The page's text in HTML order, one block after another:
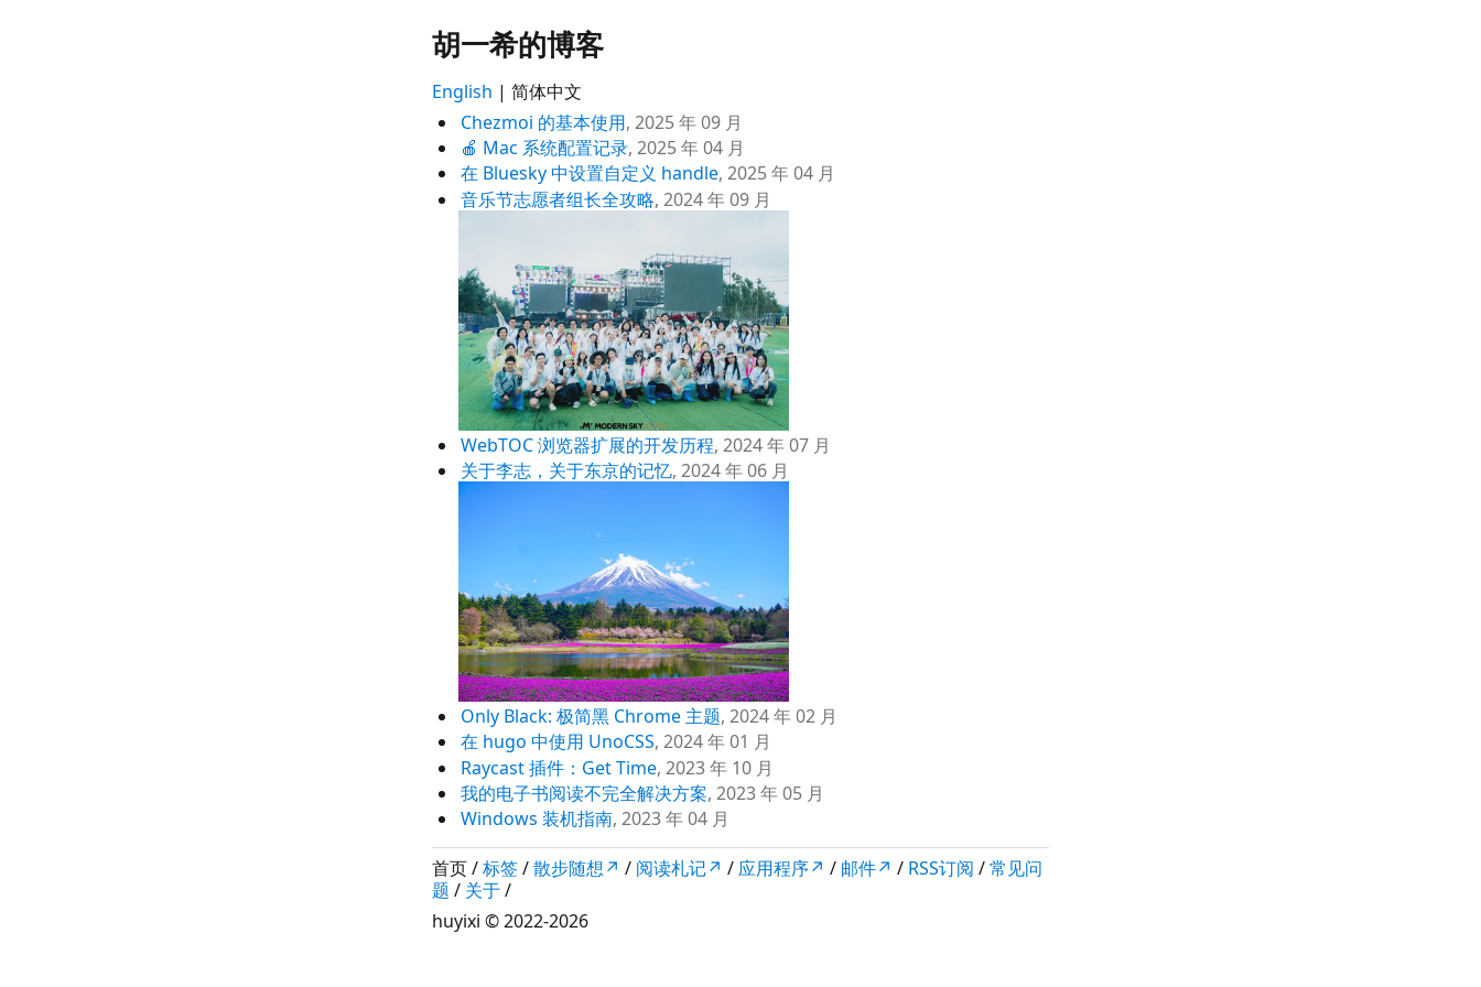
胡一希的博客
English | 简体中文
Chezmoi 的基本使用, 2025 年 09 月
🍎 Mac 系统配置记录, 2025 年 04 月
在 Bluesky 中设置自定义 handle, 2025 年 04 月
音乐节志愿者组长全攻略, 2024 年 09 月
WebTOC 浏览器扩展的开发历程, 2024 年 07 月
关于李志，关于东京的记忆, 2024 年 06 月
Only Black: 极简黑 Chrome 主题, 2024 年 02 月
在 hugo 中使用 UnoCSS, 2024 年 01 月
Raycast 插件：Get Time, 2023 年 10 月
我的电子书阅读不完全解决方案, 2023 年 05 月
Windows 装机指南, 2023 年 04 月
首页/标签/散步随想↗ / 阅读札记↗ / 应用程序↗ / 邮件↗ / RSS订阅 /常见问
题 / 关于/
huyixi © 2022-2026